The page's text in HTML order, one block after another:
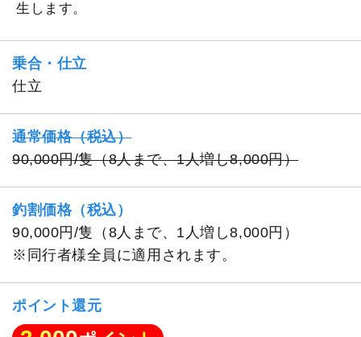
生します。
乗合・仕立
仕立
通常価格（税込）
90,000円/隻（8人まで、1人増し8,000円）
釣割価格（税込）
90,000円/隻（8人まで、1人増し8,000円）
※同行者様全員に適用されます。
ポイント還元